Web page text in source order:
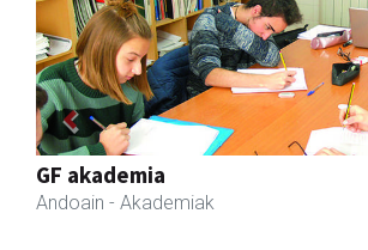
GF akademia
Andoain - Akademiak
Previous